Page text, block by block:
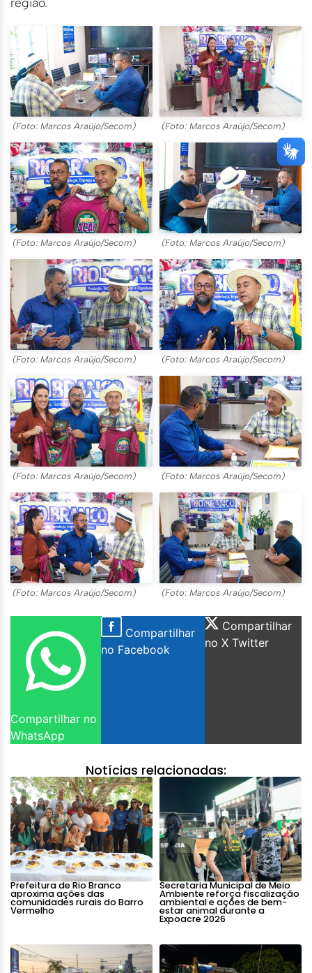
(Foto: Marcos Araújo/Secom) (Foto: Marcos Araújo/Secom)
(Foto: Marcos Araújo/Secom) (Foto: Marcos Araújo/Secom)
(Foto: Marcos Araújo/Secom) (Foto: Marcos Araújo/Secom)
(Foto: Marcos Araújo/Secom) (Foto: Marcos Araújo/Secom)
(Foto: Marcos Araújo/Secom) (Foto: Marcos Araújo/Secom)
Compartilhar no
WhatsApp
Compartilhar
no Facebook
Compartilhar
no X Twitter
Notícias relacionadas:
Prefeitura de Rio Branco
aproxima ações das
comunidades rurais do Barro
Vermelho
Secretaria Municipal de Meio
Ambiente reforça fiscalização
ambiental e ações de bem-
estar animal durante a
Expoacre 2026